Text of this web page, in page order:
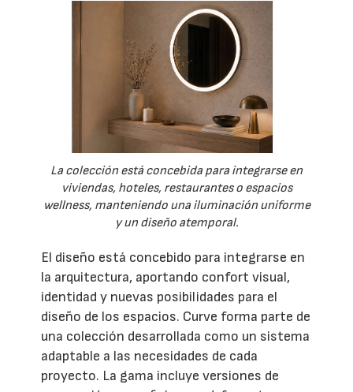
La colección está concebida para integrarse en
viviendas, hoteles, restaurantes o espacios
wellness, manteniendo una iluminación uniforme
y un diseño atemporal.
El diseño está concebido para integrarse en
la arquitectura, aportando confort visual,
identidad y nuevas posibilidades para el
diseño de los espacios. Curve forma parte de
una colección desarrollada como un sistema
adaptable a las necesidades de cada
proyecto. La gama incluye versiones de